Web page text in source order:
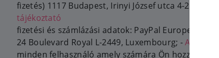
fizetés) 1117 Budapest, Irinyi József utca 4-20.; -
tájékoztató
fizetési és számlázási adatok: PayPal Europe S.à.r.l.
24 Boulevard Royal L-2449, Luxembourg; -
minden felhasználó amely számára Ön hozzáférést